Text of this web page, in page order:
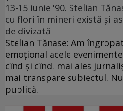
13-15 iunie '90. Stelian
cu flori în mineri există și
de divizată
Stelian Tănase: Am
emoțional acele
cînd și cînd, mai ales
mai transpare subiectul.
publică.